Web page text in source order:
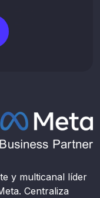
y multicanal líder
Centraliza